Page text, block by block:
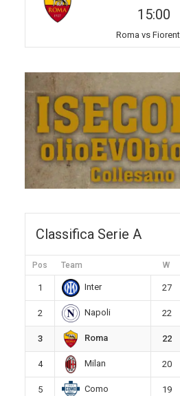
15:00
Roma vs
Classifica Serie A
Pos Team W
1 Inter 27
2 Napoli 22
3 Roma 22
4 Milan 20
5 Como 19